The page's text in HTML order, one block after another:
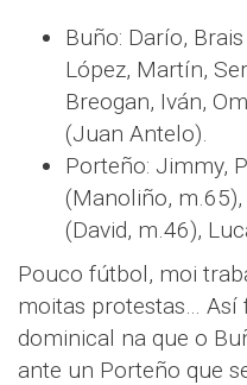
Buño: Darío,
López, Martín,
Breogan, Iván,
(Juan Antelo).
Porteño: Jimmy,
(Manoliño,
(David, m.46),
Pouco fútbol, moi
moitas protestas… Así
dominical na que o
ante un Porteño que